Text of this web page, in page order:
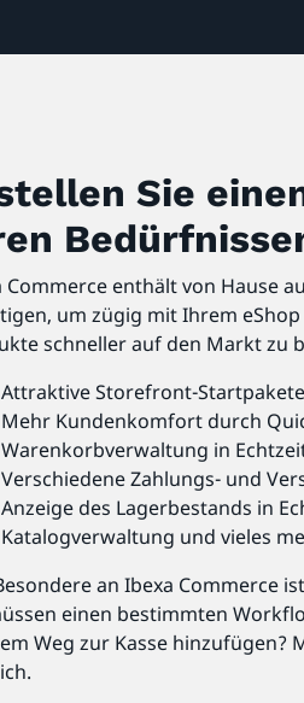
Sie
Commerce enthält von Hause
um zügig mit Ihrem
schneller auf den Markt zu
Attraktive Storefront-
Mehr Kundenkomfort durch
Warenkorbverwaltung in
Verschiedene Zahlungs- und
Anzeige des Lagerbestands in
Katalogverwaltung und vieles
an Ibexa Commerce
einen bestimmten
Weg zur Kasse hinzufügen?